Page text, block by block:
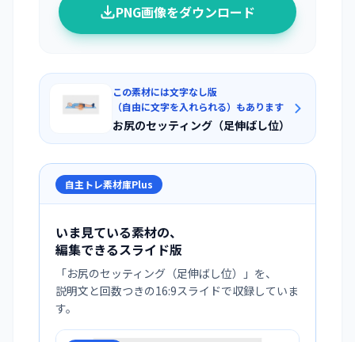
PNG画像をダウンロード
この素材には文字なし版
（自由に文字を入れられる）もあります
お尻のセッティング（足伸ばし位）
自主トレ素材庫Plus
いま見ている素材の、
編集できるスライド版
「お尻のセッティング（足伸ばし位）
」を、
説明文と回数つきの16:9スライドで収録していま
す。